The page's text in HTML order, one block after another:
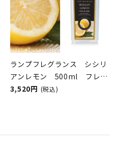
ランプフレグランス シシリ
アンレモン 500ml フレグ
ランスランプ用オイル
3,520円 (税込)